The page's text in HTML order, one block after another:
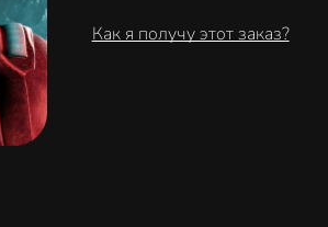
Как я получу этот заказ?